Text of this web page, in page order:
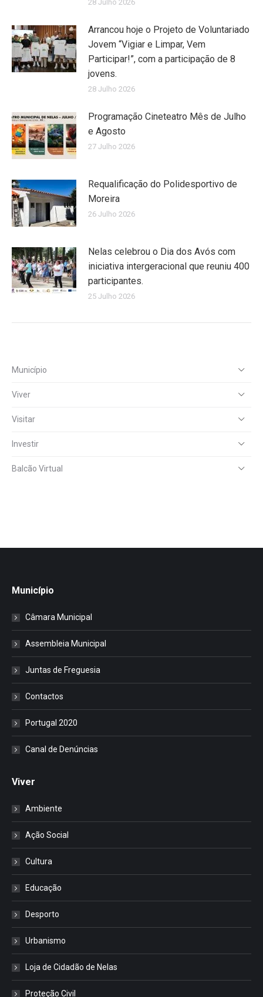
28 Julho 2026
Arrancou hoje o Projeto de Voluntariado
Jovem “Vigiar e Limpar, Vem
Participar!”, com a participação de 8
jovens.
28 Julho 2026
Programação Cineteatro Mês de Julho
e Agosto
27 Julho 2026
Requalificação do Polidesportivo de
Moreira
26 Julho 2026
Nelas celebrou o Dia dos Avós com
iniciativa intergeracional que reuniu 400
participantes.
25 Julho 2026
Município
Viver
Visitar
Investir
Balcão Virtual
Município
Câmara Municipal
Assembleia Municipal
Juntas de Freguesia
Contactos
Portugal 2020
Canal de Denúncias
Viver
Ambiente
Ação Social
Cultura
Educação
Desporto
Urbanismo
Loja de Cidadão de Nelas
Proteção Civil